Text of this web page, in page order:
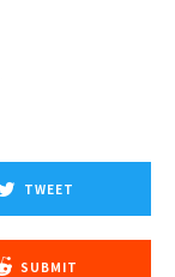
TWEET
SUBMIT